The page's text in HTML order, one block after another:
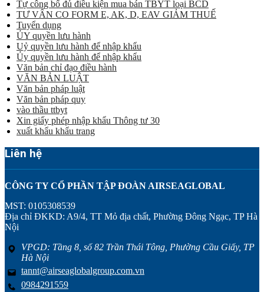
Tự công bố đủ điều kiện mua bán TBYT loại BCD
TƯ VẤN CO FORM E, AK, D, EAV GIẢM THUẾ
Tuyển dụng
ỦY quyền lưu hành
Uỷ quyền lưu hành để nhập khẩu
Ủy quyền lưu hành để nhập khẩu
Văn bản chỉ đạo điều hành
VĂN BẢN LUẬT
Văn bản pháp luật
Văn bản pháp quy
vào thầu ttbyt
Xin giấy phép nhập khẩu Thông tư 30
xuất khẩu khẩu trang
Liên hệ
CÔNG TY CỔ PHẦN TẬP ĐOÀN AIRSEAGLOBAL
MST: 0105308539
Địa chỉ ĐKKD: A9/4, TT Mỏ địa chất, Phường Đông Ngạc, TP Hà
Nội
VPGD: Tầng 8, số 82 Trần Thái Tông, Phường Cầu Giấy, TP
Hà Nội
tannt@airseaglobalgroup.com.vn
0984291559